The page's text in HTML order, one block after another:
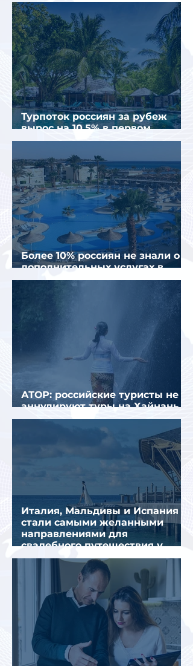
Турпоток россиян за рубеж
вырос на 10,5% в первом
полугодии 2026 года
Более 10% россиян не знали о
дополнительных услугах в
отелях
АТОР: российские туристы не
аннулируют туры на Хайнань
из-за тайфуна «Дельфин»
Италия, Мальдивы и Испания
стали самыми желанными
направлениями для
свадебного путешествия у
россиян